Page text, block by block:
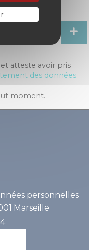
atteste avoir pris
des données
moment.
personnelles
Marseille